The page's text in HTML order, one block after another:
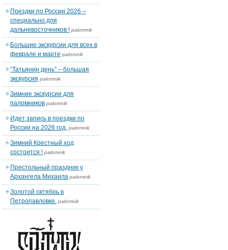
Поездки по России 2026 –
специально для
дальневосточников ! palomnik
Большие экскурсии для всех в
феврале и марте palomnik
“Татьянин день” – большая
экскурсия palomnik
Зимние экскурсии для
паломников palomnik
Идет запись в поездки по
России на 2026 год. palomnik
Зимний Крестный ход
состоится ! palomnik
Престольный праздник у
Архангела Михаила palomnik
Золотой октябрь в
Петропавловке. palomnik